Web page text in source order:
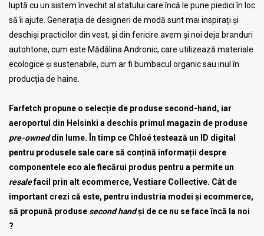
luptă cu un sistem învechit al statului care încă le pune piedici în loc
să îi ajute. Generația de designeri de modă sunt mai inspirați și
deschiși practicilor din vest, și din fericire avem și noi deja branduri
autohtone, cum este Mădălina Andronic, care utilizează materiale
ecologice și sustenabile, cum ar fi bumbacul organic sau inul în
producția de haine.
Farfetch propune o selecție de produse second-hand, iar
aeroportul din Helsinki a deschis primul magazin de produse
pre-owneddin lume. În timp ce Chloé testează un ID digital
pentru produsele sale care să conțină informații despre
componentele eco ale fiecărui produs pentru a permite un
resalefacil prin alt ecommerce, Vestiare Collective. Cât de
important crezi că este, pentru industria modei și ecommerce,
să propună produse second handși de ce nu se face încă la noi
?